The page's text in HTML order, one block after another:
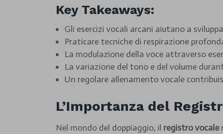
Key Takeaways:
Gli esercizi vocali arcani aiutano a
Praticare tecniche di respirazione
La modulazione della voce attraverso
La variazione del tono e del volume
Un regolare allenamento vocale
L’Importanza del
Nel mondo del doppiaggio, il registro vocale